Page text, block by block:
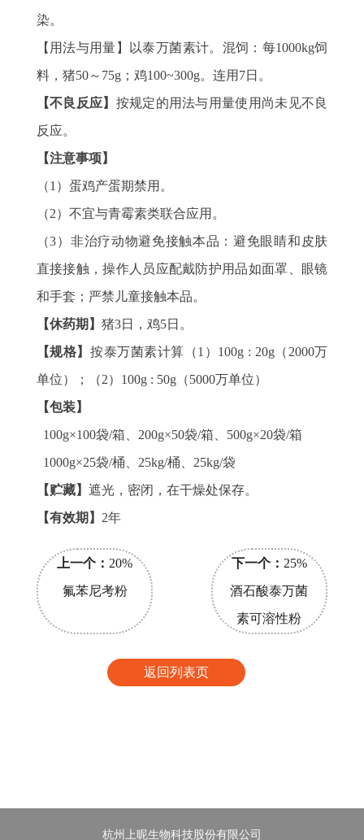
染。
【用法与用量】以泰万菌素计。混饲：每1000kg饲
料，猪50～75g；鸡100~300g。连用7日。
【不良反应】 按规定的用法与用量使用尚未见不良
反应。
【注意事项】
（1）蛋鸡产蛋期禁用。
（2）不宜与青霉素类联合应用。
（3）非治疗动物避免接触本品：避免眼睛和皮肤
直接接触，操作人员应配戴防护用品如面罩、眼镜
和手套；严禁儿童接触本品。
【休药期】 猪3日，鸡5日。
【规格】 按泰万菌素计算（1）100g : 20g（2000万
单位）；（2）100g : 50g（5000万单位）
【包装】
100g×100袋/箱、200g×50袋/箱、500g×20袋/箱
1000g×25袋/桶、25kg/桶、25kg/袋
【贮藏】 遮光，密闭，在干燥处保存。
【有效期】 2年
上一个： 20%
氟苯尼考粉
下一个： 25%
酒石酸泰万菌
素可溶性粉
返回列表页
杭州上昵生物科技股份有限公司